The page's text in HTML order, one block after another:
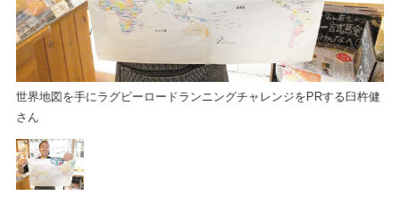
世界地図を手にラグビーロードランニングチャレンジをPRする臼杵健
さん